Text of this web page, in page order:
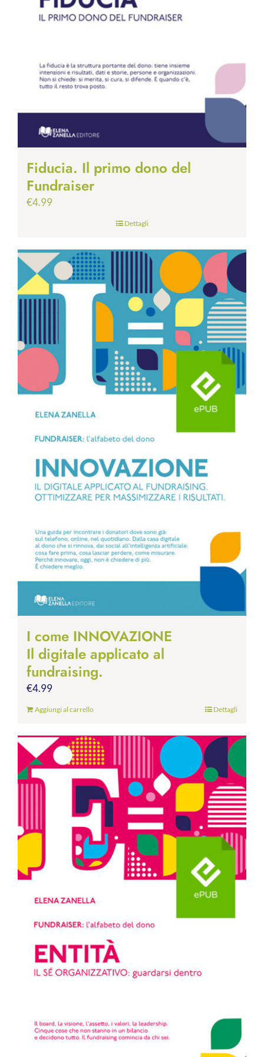
Fiducia. Il primo dono del
Fundraiser
€4.99
Dettagli
I come INNOVAZIONE
Il digitale applicato al
fundraising.
€4.99
Aggiungi al carrello Dettagli